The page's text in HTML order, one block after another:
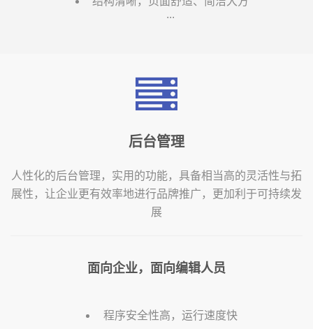
...
后台管理
人性化的后台管理，实用的功能，具备相当高的灵活性与拓
展性，让企业更有效率地进行品牌推广，更加利于可持续发
展
面向企业，面向编辑人员
程序安全性高，运行速度快